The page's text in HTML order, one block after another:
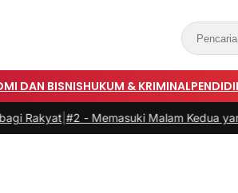
DAN BISNISHUKUM & KRIMINAL
|#2 -Memasuki Malam Kedua yang Meriah,